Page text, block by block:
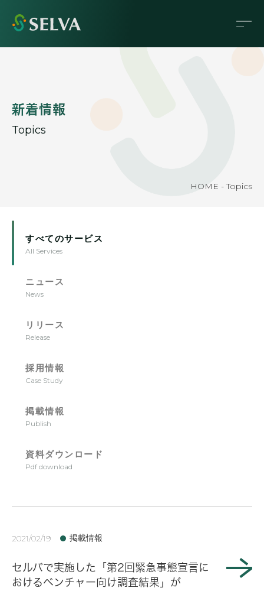
新着情報
Topics
HOME -Topics
すべてのサービス
All Services
ニュース
News
リリース
Release
採用情報
Case Study
掲載情報
Publish
資料ダウンロード
Pdf download
2021/02/19 掲載情報
セルバで実施した「第2回緊急事態宣言に
おけるベンチャー向け調査結果」が